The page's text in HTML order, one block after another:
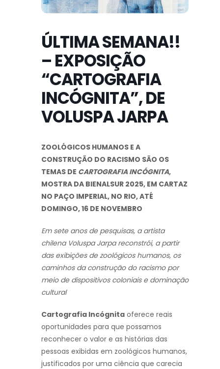
ÚLTIMA SEMANA!!
– EXPOSIÇÃO
“CARTOGRAFIA
INCÓGNITA”, DE
VOLUSPA JARPA
ZOOLÓGICOS HUMANOS E A
CONSTRUÇÃO DO RACISMO SÃO OS
TEMAS DE CARTOGRAFIA INCÓGNITA,
MOSTRA DA BIENALSUR 2025, EM CARTAZ
NO PAÇO IMPERIAL, NO RIO, ATÉ
DOMINGO, 16 DE NOVEMBRO
Em sete anos de pesquisas, a artista
chilena Voluspa Jarpa reconstrói, a partir
das exibições de zoológicos humanos, os
caminhos da construção do racismo por
meio de dispositivos coloniais e dominação
cultural
Cartografia Incógnita oferece reais
oportunidades para que possamos
reconhecer o valor e as histórias das
pessoas exibidas em zoológicos humanos,
justificados por uma ciência que carecia